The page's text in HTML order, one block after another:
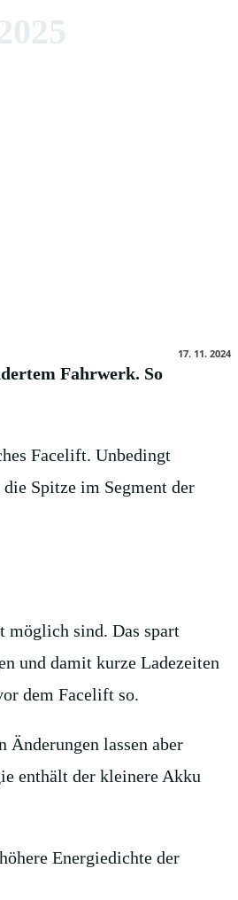
17. 11. 2024
Fahrwerk. So
Facelift. Unbedingt
Spitze im Segment der
möglich sind. Das spart
und damit kurze Ladezeiten
dem Facelift so.
Änderungen lassen aber
enthält der kleinere Akku
Energiedichte der